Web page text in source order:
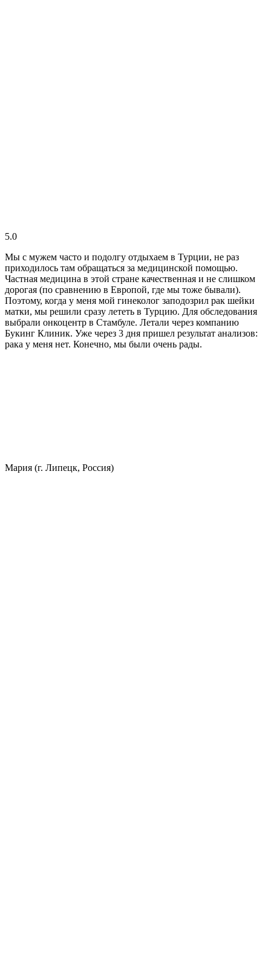
5.0
Мы с мужем часто и подолгу отдыхаем в Турции, не раз
приходилось там обращаться за медицинской помощью.
Частная медицина в этой стране качественная и не слишком
дорогая (по сравнению в Европой, где мы тоже бывали).
Поэтому, когда у меня мой гинеколог заподозрил рак шейки
матки, мы решили сразу лететь в Турцию. Для обследования
выбрали онкоцентр в Стамбуле. Летали через компанию
Букинг Клиник. Уже через 3 дня пришел результат анализов:
рака у меня нет. Конечно, мы были очень рады.
Мария (г. Липецк, Россия)